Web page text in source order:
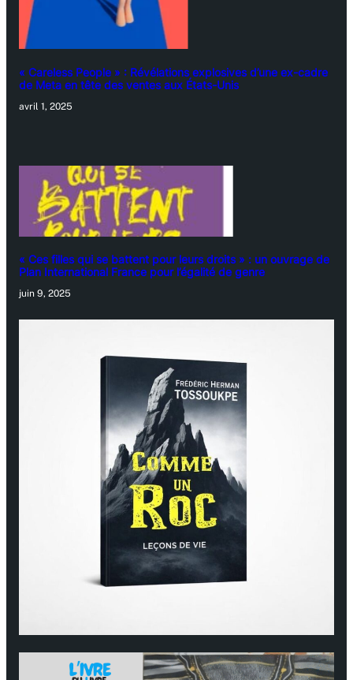
« Careless People » : Révélations explosives d’une ex-cadre
de Meta en tête des ventes aux États-Unis
avril 1, 2025
« Ces filles qui se battent pour leurs droits » : un ouvrage de
Plan International France pour l’égalité de genre
juin 9, 2025